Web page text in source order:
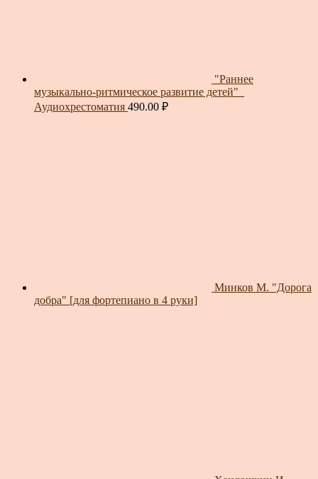
"Раннее
музыкально-ритмическое развитие детей"_
Аудиохрестоматия 490.00 ₽
Минков М. "Дорога
добра" [для фортепиано в 4 руки]